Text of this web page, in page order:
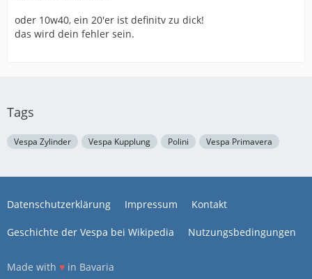
oder 10w40, ein 20'er ist definitv zu dick!
das wird dein fehler sein.
Tags
Vespa Zylinder Vespa Kupplung Polini Vespa Primavera
Datenschutzerklärung Impressum Kontakt
Geschichte der Vespa bei Wikipedia Nutzungsbedingungen
Made with ♥ in Bavaria